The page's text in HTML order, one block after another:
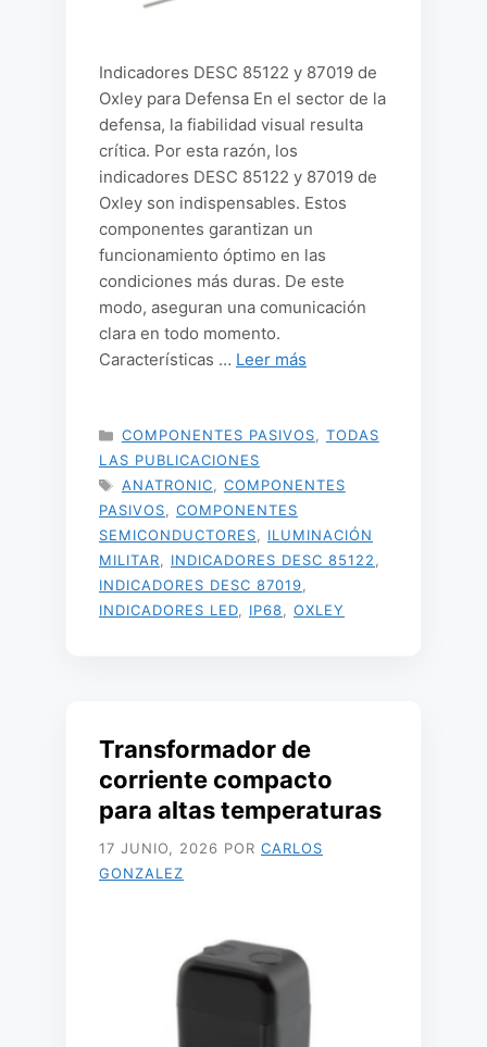
Indicadores DESC 85122 y 87019 de
Oxley para Defensa En el sector de la
defensa, la fiabilidad visual resulta
crítica. Por esta razón, los
indicadores DESC 85122 y 87019 de
Oxley son indispensables. Estos
componentes garantizan un
funcionamiento óptimo en las
condiciones más duras. De este
modo, aseguran una comunicación
clara en todo momento.
Características … Leer más
CATEGORÍAS
COMPONENTES PASIVOS
TODAS
LAS PUBLICACIONES
ETIQUETAS
ANATRONIC
COMPONENTES
PASIVOS
COMPONENTES
SEMICONDUCTORES
ILUMINACIÓN
MILITAR
INDICADORES DESC 85122
INDICADORES DESC 87019
INDICADORES LED
IP68 OXLEY
Transformador de
corriente compacto
para altas temperaturas
17 JUNIO, 2026 POR CARLOS
GONZALEZ